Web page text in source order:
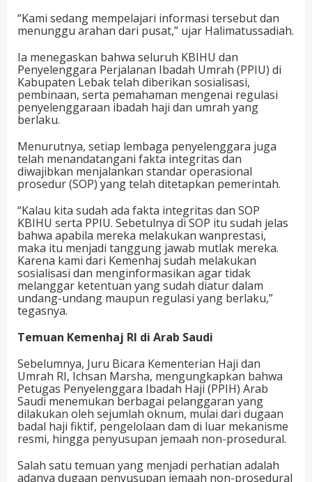
“Kami sedang mempelajari informasi tersebut dan
menunggu arahan dari pusat,” ujar Halimatussadiah.
Ia menegaskan bahwa seluruh KBIHU dan
Penyelenggara Perjalanan Ibadah Umrah (PPIU) di
Kabupaten Lebak telah diberikan sosialisasi,
pembinaan, serta pemahaman mengenai regulasi
penyelenggaraan ibadah haji dan umrah yang
berlaku.
Menurutnya, setiap lembaga penyelenggara juga
telah menandatangani fakta integritas dan
diwajibkan menjalankan standar operasional
prosedur (SOP) yang telah ditetapkan pemerintah.
“Kalau kita sudah ada fakta integritas dan SOP
KBIHU serta PPIU. Sebetulnya di SOP itu sudah jelas
bahwa apabila mereka melakukan wanprestasi,
maka itu menjadi tanggung jawab mutlak mereka.
Karena kami dari Kemenhaj sudah melakukan
sosialisasi dan menginformasikan agar tidak
melanggar ketentuan yang sudah diatur dalam
undang-undang maupun regulasi yang berlaku,”
tegasnya.
Temuan Kemenhaj RI di Arab Saudi
Sebelumnya, Juru Bicara Kementerian Haji dan
Umrah RI, Ichsan Marsha, mengungkapkan bahwa
Petugas Penyelenggara Ibadah Haji (PPIH) Arab
Saudi menemukan berbagai pelanggaran yang
dilakukan oleh sejumlah oknum, mulai dari dugaan
badal haji fiktif, pengelolaan dam di luar mekanisme
resmi, hingga penyusupan jemaah non-prosedural.
Salah satu temuan yang menjadi perhatian adalah
adanya dugaan penyusupan jemaah non-prosedural